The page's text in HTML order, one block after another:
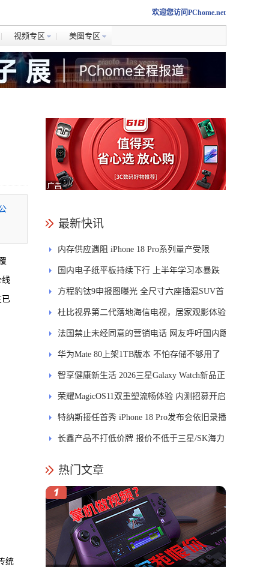
欢迎您访问PChome.net
视频专区 美图专区
线
已
统
最新快讯
内存供应遇阻 iPhone 18 Pro系列量产受限
国内电子纸平板持续下行 上半年学习本暴跌
84.6%
方程豹钛9申报图曝光 全尺寸六座插混SUV首
发DMS
杜比视界第二代落地海信电视，居家观影体验
能迎来哪些升级？
法国禁止未经同意的营销电话 网友呼吁国内跟
进
华为Mate 80上架1TB版本 不怕存储不够用了
智享健康新生活 2026三星Galaxy Watch新品正
式开售
荣耀MagicOS11双重塑流畅体验 内测招募开启
特纳斯接任首秀 iPhone 18 Pro发布会依旧录播
长鑫产品不打低价牌 报价不低于三星/SK海力
热门文章